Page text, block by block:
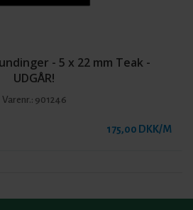
- 5 x 22 mm Teak -
UDGÅR!
Varenr.: 901246
175,00 DKK/M